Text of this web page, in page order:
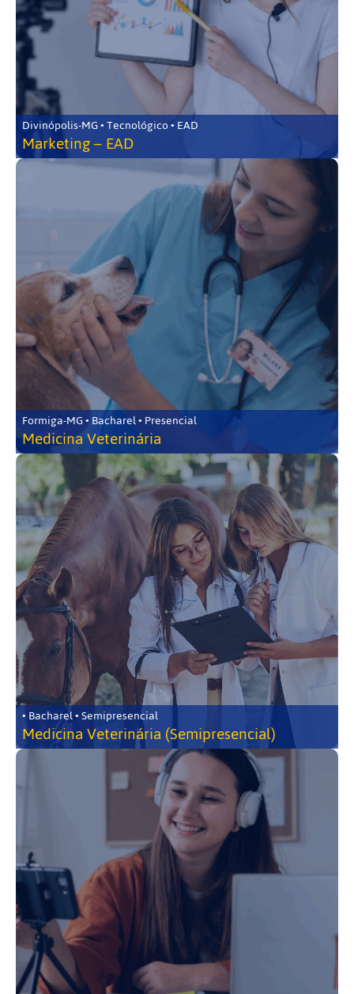
Divinópolis-MG • Tecnológico • EAD
Marketing – EAD
Formiga-MG • Bacharel • Presencial
Medicina Veterinária
• Bacharel • Semipresencial
Medicina Veterinária (Semipresencial)